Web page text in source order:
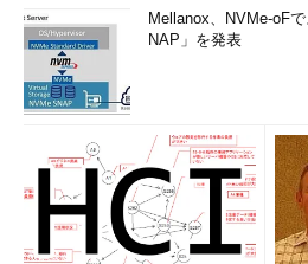
Mellanox、NVMe-oF
NAP」を発表